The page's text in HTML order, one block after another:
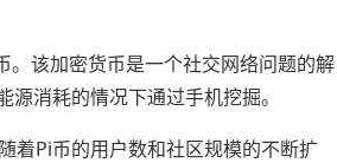
。该加密货币是一个社交网络问题的解
消耗的情况下通过手机挖掘。
着Pi币的用户数和社区规模的不断扩